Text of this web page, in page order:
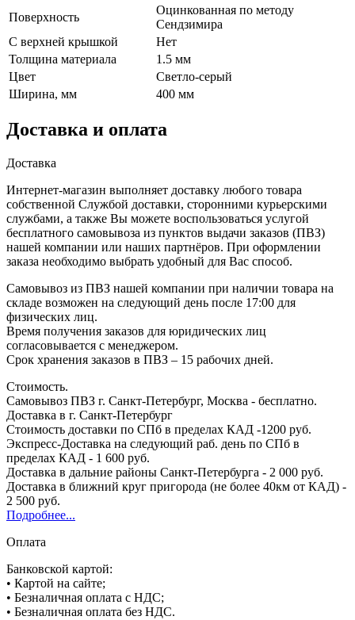
Поверхность
Оцинкованная по методу
Сендзимира
С верхней крышкой
Нет
Толщина материала
1.5 мм
Цвет
Светло-серый
Ширина, мм
400 мм
Доставка и оплата
Доставка
Интернет-магазин выполняет доставку любого товара
собственной Службой доставки, сторонними курьерскими
службами, а также Вы можете воспользоваться услугой
бесплатного самовывоза из пунктов выдачи заказов (ПВЗ)
нашей компании или наших партнёров. При оформлении
заказа необходимо выбрать удобный для Вас способ.
Самовывоз из ПВЗ нашей компании при наличии товара на
складе возможен на следующий день после 17:00 для
физических лиц.
Время получения заказов для юридических лиц
согласовывается с менеджером.
Срок хранения заказов в ПВЗ – 15 рабочих дней.
Стоимость.
Самовывоз ПВЗ г. Санкт-Петербург, Москва - бесплатно.
Доставка в г. Санкт-Петербург
Стоимость доставки по СПб в пределах КАД -1200 руб.
Экспресс-Доставка на следующий раб. день по СПб в
пределах КАД - 1 600 руб.
Доставка в дальние районы Санкт-Петербурга - 2 000 руб.
Доставка в ближний круг пригорода (не более 40км от КАД) -
2 500 руб.
Подробнее...
Оплата
Банковской картой:
• Картой на сайте;
• Безналичная оплата с НДС;
• Безналичная оплата без НДС.